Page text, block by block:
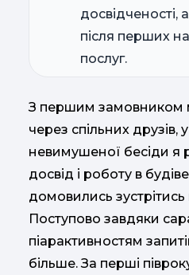
досвідченості,
після перших
послуг.
З першим замовником
через спільних друзів,
невимушеної бесіди я
досвід і роботу в
домовились
Поступово завдяки
піарактивностям
більше. За перші